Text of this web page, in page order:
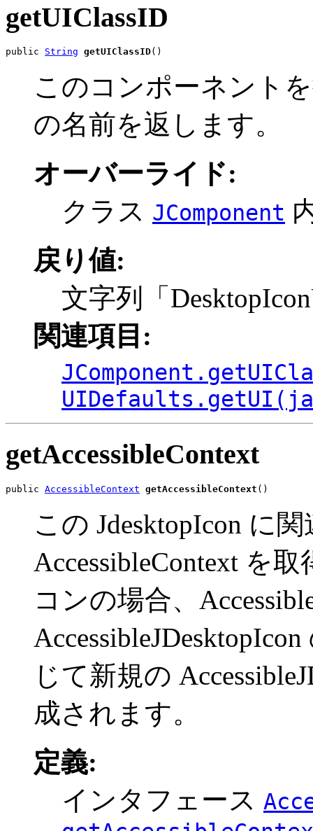
getUIClassID
public String getUIClassID()
このコンポーネント
の名前を返します。
オーバーライド:
クラス JComponent
戻り値:
文字列「
関連項目:
getAccessibleContext
public AccessibleContext getAccessibleContext ()
この JdesktopIcon に
AccessibleContext を
コンの場合、
じて新規の
成されます。
定義:
インタフェース